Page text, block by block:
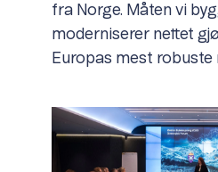
fra Norge. Måten vi
moderniserer nettet
Europas mest robuste